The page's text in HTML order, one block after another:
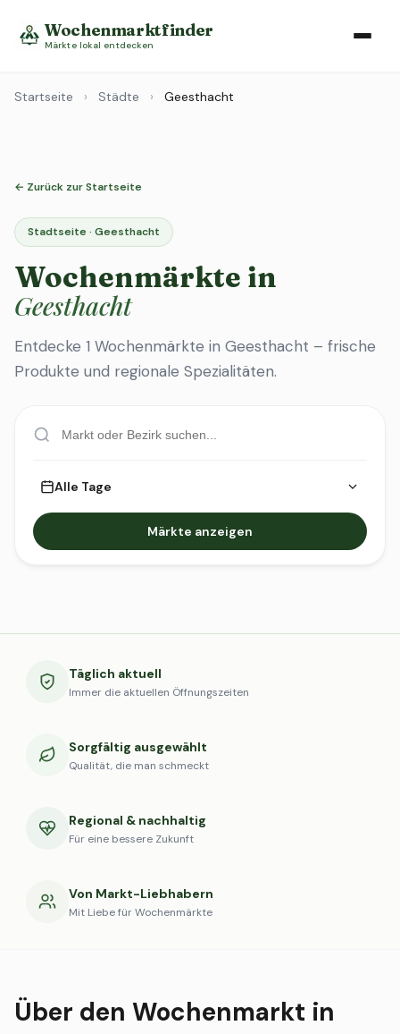
Wochenmarktfinder
Märkte lokal entdecken
Startseite › Städte › Geesthacht
← Zurück zur Startseite
Stadtseite · Geesthacht
Wochenmärkte in
Geesthacht
Entdecke 1 Wochenmärkte in Geesthacht – frische
Produkte und regionale Spezialitäten.
Alle Tage
Märkte anzeigen
Täglich aktuell
Immer die aktuellen Öffnungszeiten
Sorgfältig ausgewählt
Qualität, die man schmeckt
Regional & nachhaltig
Für eine bessere Zukunft
Von Markt-Liebhabern
Mit Liebe für Wochenmärkte
Über den Wochenmarkt in